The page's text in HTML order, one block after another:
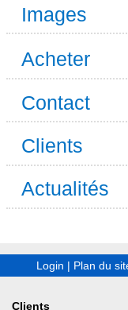
Images
Acheter
Contact
Clients
Actualités
Login | Plan du
Clients